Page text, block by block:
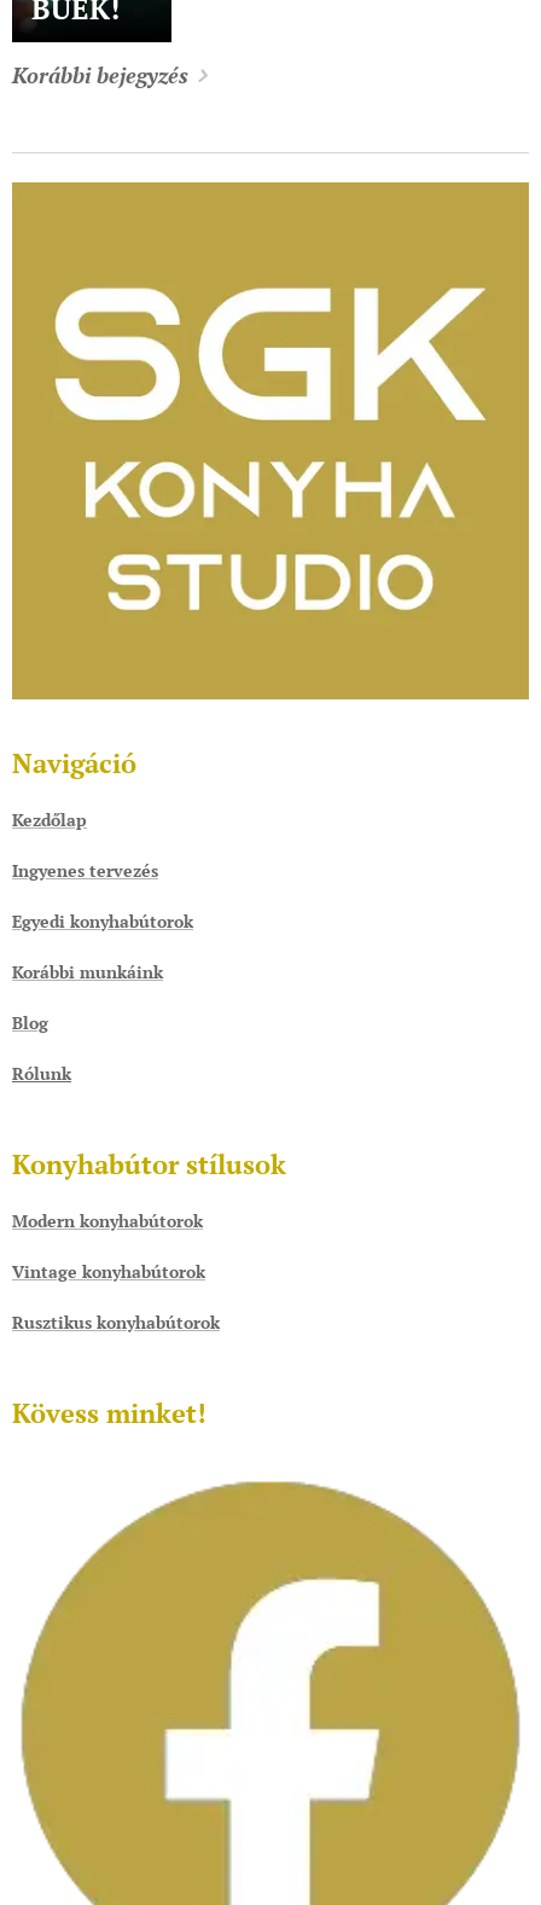
BÚÉK!
Korábbi bejegyzés
Navigáció
Kezdőlap
Ingyenes tervezés
Egyedi konyhabútorok
Korábbi munkáink
Blog
Rólunk
Konyhabútor stílusok
Modern konyhabútorok
Vintage konyhabútorok
Rusztikus konyhabútorok
Kövess minket!